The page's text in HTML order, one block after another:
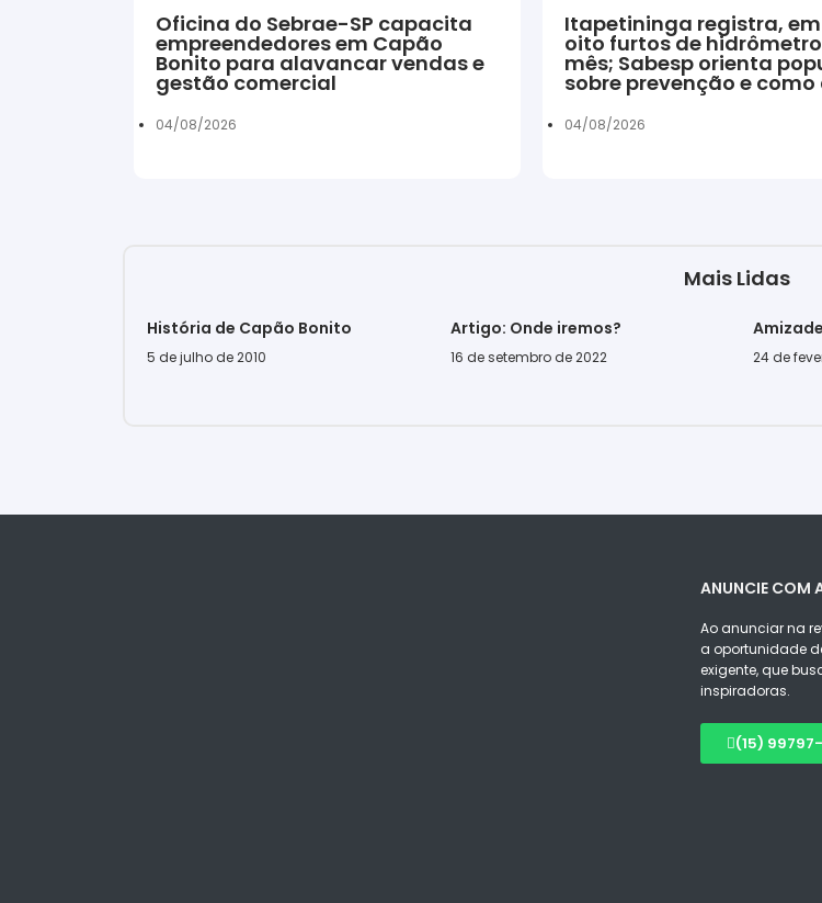
Oficina do Sebrae-SP capacita
empreendedores em Capão
Bonito para alavancar vendas e
gestão comercial
04/08/2026
Itapetininga registra,
oito furtos de
mês; Sabesp orienta
sobre prevenção e
04/08/2026
Mais Lidas
História de Capão Bonito
5 de julho de 2010
Artigo: Onde iremos?
16 de setembro de 2022
Amizade
24 de
ANUNCIE COM
Ao anunciar na
a oportunidade
exigente, que
inspiradoras.
(15)